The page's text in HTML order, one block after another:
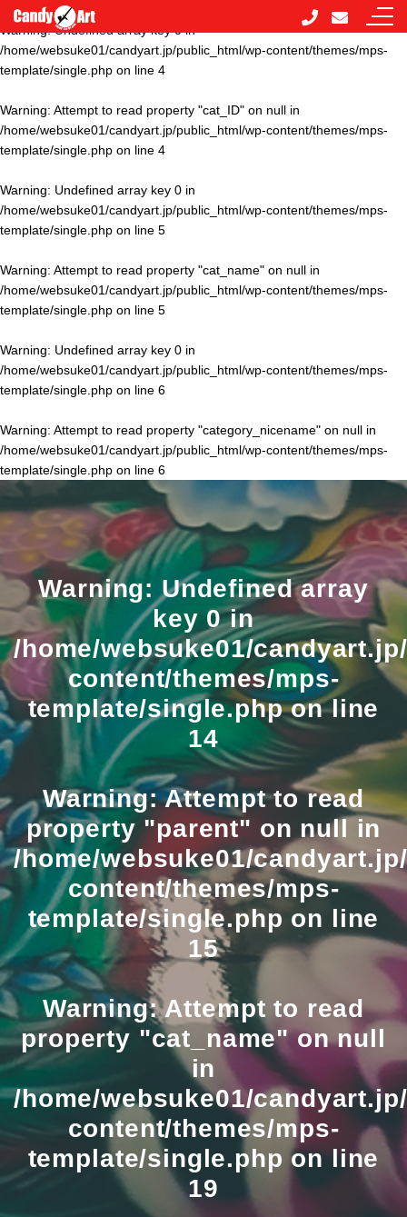
Warning: Undefined array key 0 in
/home/websuke01/candyart.jp/public_html/wp-content/themes/mps-
template/single.php on line 4
Warning: Attempt to read property "cat_ID" on null in
/home/websuke01/candyart.jp/public_html/wp-content/themes/mps-
template/single.php on line 4
Warning: Undefined array key 0 in
/home/websuke01/candyart.jp/public_html/wp-content/themes/mps-
template/single.php on line 5
Warning: Attempt to read property "cat_name" on null in
/home/websuke01/candyart.jp/public_html/wp-content/themes/mps-
template/single.php on line 5
Warning: Undefined array key 0 in
/home/websuke01/candyart.jp/public_html/wp-content/themes/mps-
template/single.php on line 6
Warning: Attempt to read property "category_nicename" on null in
/home/websuke01/candyart.jp/public_html/wp-content/themes/mps-
template/single.php on line 6
Warning: Undefined array
key 0 in
/home/websuke01/
content/themes/mps-
template/single.phpon line
14
Warning: Attempt to read
property "parent" on null in
/home/websuke01/
content/themes/mps-
template/single.php on line
15
Warning: Attempt to read
property "cat_name" on null
in
/home/websuke01/
content/themes/mps-
template/single.php on line
19